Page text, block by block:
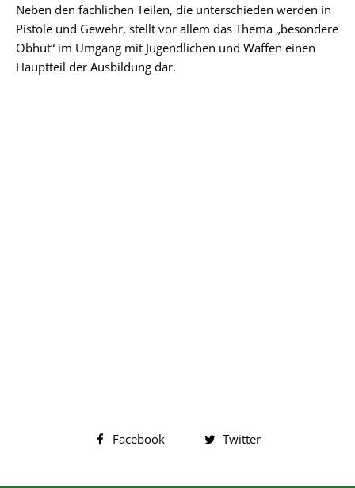
Neben den fachlichen Teilen, die unterschieden werden in
Pistole und Gewehr, stellt vor allem das Thema „besondere
Obhut“ im Umgang mit Jugendlichen und Waffen einen
Hauptteil der Ausbildung dar.
Facebook Twitter